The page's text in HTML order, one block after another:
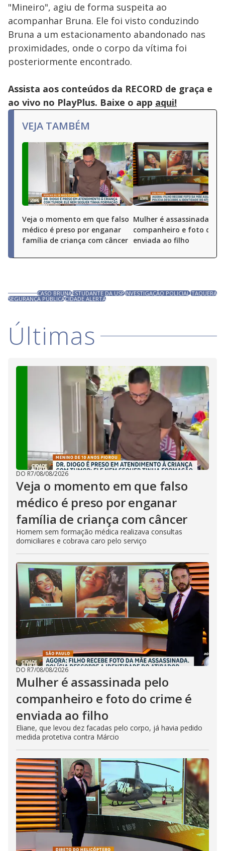
"Mineiro", agiu de forma suspeita ao
acompanhar Bruna. Ele foi visto conduzindo
Bruna a um estacionamento abandonado nas
proximidades, onde o corpo da vítima foi
posteriormente encontrado.
Assista aos conteúdos da RECORD de graça e
ao vivo no PlayPlus. Baixe o app aqui!
VEJA TAMBÉM
Veja o momento em que falso
médico é preso por enganar
família de criança com câncer
Mulher é assassinada
companheiro e foto do
enviada ao filho
CASO BRUNAESTUDANTE DA USPINVESTIGAÇÃO POLICIALITAQUERA
SEGURANÇA PÚBLICACIDADE ALERTA
Últimas
DO R7/08/08/2026
Veja o momento em que falso
médico é preso por enganar
família de criança com câncer
Homem sem formação médica realizava consultas
domiciliares e cobrava caro pelo serviço
DO R7/08/08/2026
Mulher é assassinada pelo
companheiro e foto do crime é
enviada ao filho
Eliane, que levou dez facadas pelo corpo, já havia pedido
medida protetiva contra Márcio